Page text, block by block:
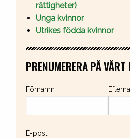
rättigheter)
Unga kvinnor
Utrikes födda kvinnor
PRENUMERERA PÅ
Förnamn
E-post